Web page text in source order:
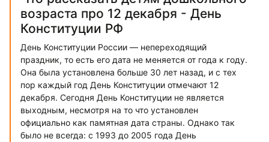
возраста про 12 декабря - День
Конституции РФ
День Конституции России — непереходящий
праздник, то есть его дата не меняется от года к году.
Она была установлена больше 30 лет назад, и с тех
пор каждый год День Конституции отмечают 12
декабря. Сегодня День Конституции не является
выходным, несмотря на то что установлен
официально как памятная дата страны. Однако так
было не всегда: с 1993 до 2005 года День